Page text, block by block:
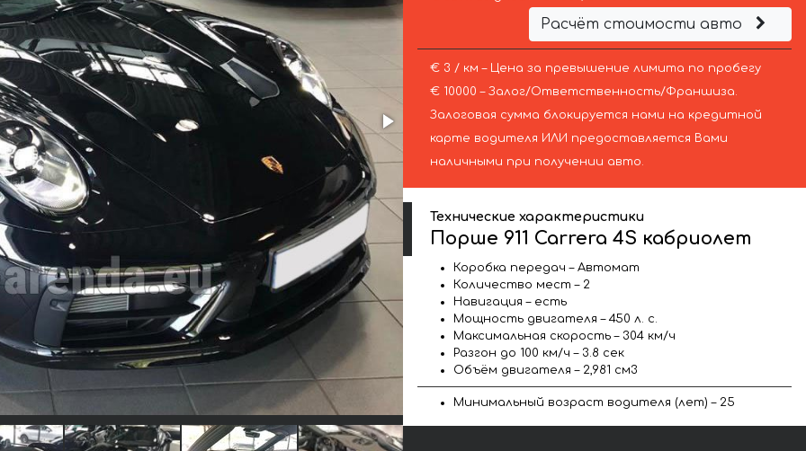
Расчёт стоимости авто
€ 3 / км – Цена за превышение лимита по пробегу
€ 10000 – Залог/Ответственность/Франшиза.
Залоговая сумма блокируется нами на кредитной
карте водителя ИЛИ предоставляется Вами
наличными при получении авто.
Технические характеристики
Порше 911 Carrera 4S кабриолет
Коробка передач – Автомат
Количество мест – 2
Навигация – есть
Мощность двигателя – 450 л. с.
Максимальная скорость – 304 км/ч
Разгон до 100 км/ч – 3.8 сек
Объём двигателя – 2,981 см3
Минимальный возраст водителя (лет) – 25